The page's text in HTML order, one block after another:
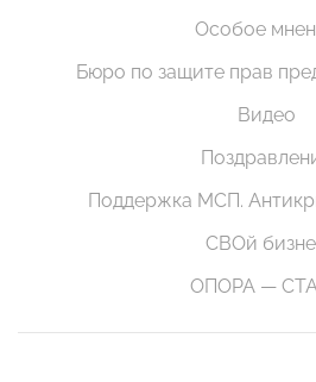
Особое
Бюро по защите прав
Видео
Поддержка МСП.
СВОй
ОПОРА —